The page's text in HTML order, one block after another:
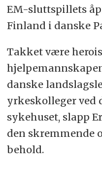
EM-sluttspillets
Finland i danske
Takket være
danske
yrkeskolleger ved
sykehuset, slapp
den skremmende
behold.